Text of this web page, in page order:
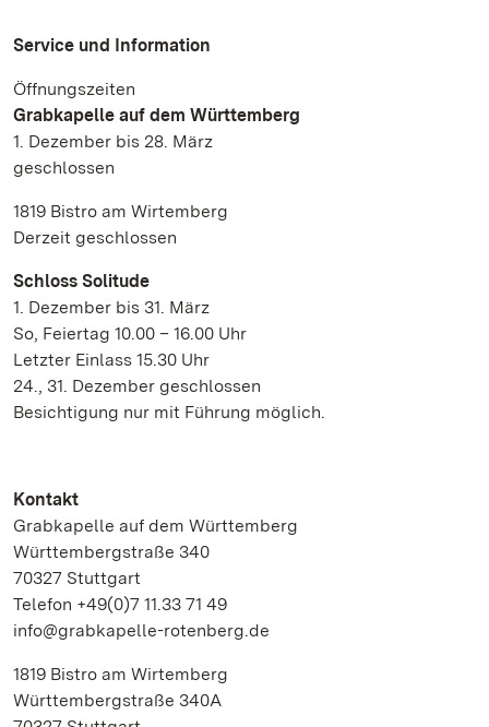
Service und Information
Öffnungszeiten
Grabkapelle auf dem Württemberg
1. Dezember bis 28. März
geschlossen
1819 Bistro am Wirtemberg
Derzeit geschlossen
Schloss Solitude
1. Dezember bis 31. März
So, Feiertag 10.00 – 16.00 Uhr
Letzter Einlass 15.30 Uhr
24., 31. Dezember geschlossen
Besichtigung nur mit Führung möglich.
Kontakt
Grabkapelle auf dem Württemberg
Württembergstraße 340
70327 Stuttgart
Telefon +49(0)7 11.33 71 49
info@grabkapelle-rotenberg.de
1819 Bistro am Wirtemberg
Württembergstraße 340A